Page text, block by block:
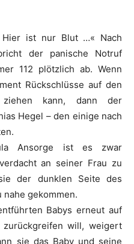
ist nur Blut …« Nach
der panische Notruf
112 plötzlich ab. Wenn
Rückschlüsse auf den
kann, dann der
Hegel – den einige nach
Ansorge ist es zwar
an seiner Frau zu
der dunklen Seite des
gekommen.
Babys erneut auf
zurückgreifen will, weigert
sie das Baby und seine